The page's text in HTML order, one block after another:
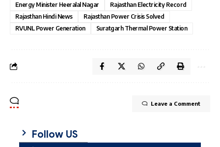
Energy Minister Heeralal Nagar
Rajasthan Electricity Record
Rajasthan Hindi News
Rajasthan Power Crisis Solved
RVUNL Power Generation
Suratgarh Thermal Power Station
Leave a Comment
Follow US